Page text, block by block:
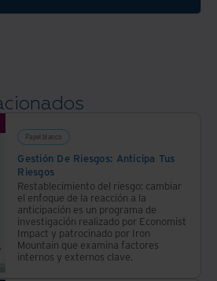
de
desafiante
entorno
actual.
Papel blanco
Gestión De Riesgos: Anticipa Tus
Riesgos
Restablecimiento del riesgo: cambiar
el enfoque de la reacción a la
anticipación es un programa de
investigación realizado por Economist
Impact y patrocinado por Iron
Mountain que examina factores
internos y externos clave.